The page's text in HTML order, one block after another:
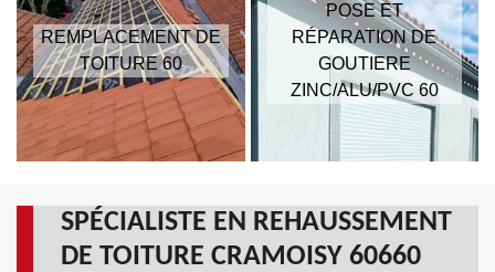
REMPLACEMENT DE
TOITURE 60
POSE ET
RÉPARATION DE
GOUTIERE
ZINC/ALU/PVC 60
SPÉCIALISTE EN REHAUSSEMENT
DE TOITURE CRAMOISY 60660